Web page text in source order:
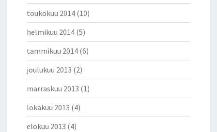
toukokuu 2014 (10)
helmikuu 2014 (5)
tammikuu 2014 (6)
joulukuu 2013 (2)
marraskuu 2013 (1)
lokakuu 2013 (4)
elokuu 2013 (4)